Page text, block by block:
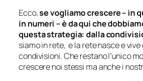
Ecco,se vogliamo crescere – in
in numeri – è da qui che
questa strategia: dalla
siamo in rete, e la rete nasce e
condivisioni. Che restano l’unico
crescere noi stessi ma anche i